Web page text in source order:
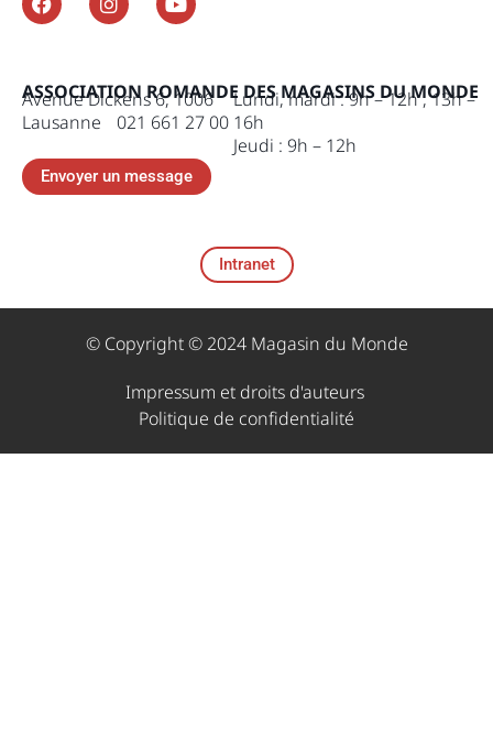
ASSOCIATION ROMANDE DES MAGASINS DU MONDE
Avenue Dickens 6, 1006
Lausanne 021 661 27 00
Lundi, mardi : 9h – 12h , 13h –
16h
Jeudi : 9h – 12h
Envoyer un message
Intranet
© Copyright © 2024 Magasin du Monde
Impressum et droits d'auteurs ​
Politique de confidentialité​